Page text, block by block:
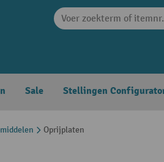
Sale Stellingen
Oprijplaten